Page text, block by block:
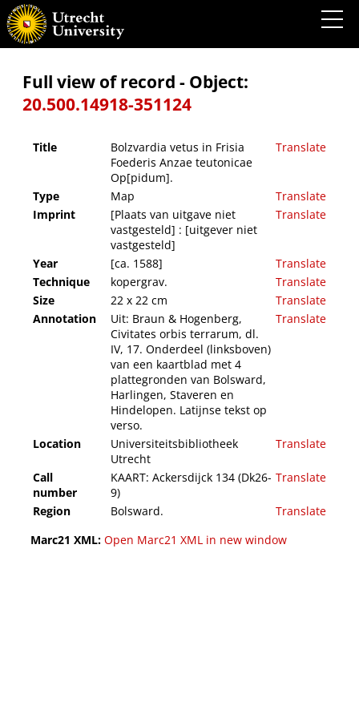
Bolzvardia vetus in Frisia Foederis Anzae teutonicae Op[pidum].
Full view of record - Object:
20.500.14918-351124
Title
Bolzvardia vetus in Frisia
Foederis Anzae teutonicae
Op[pidum].
Translate
Type Map
Translate
Imprint
[Plaats van uitgave niet
vastgesteld] : [uitgever niet
vastgesteld]
Translate
Year [ca. 1588]
Translate
Technique
kopergrav.
Translate
Size
22 x 22 cm
Translate
Annotation
Uit: Braun & Hogenberg,
Civitates orbis terrarum, dl.
IV, 17. Onderdeel (linksboven)
van een kaartblad met 4
plattegronden van Bolsward,
Harlingen, Staveren en
Hindelopen. Latijnse tekst op
verso.
Translate
Location
Universiteitsbibliotheek
Utrecht
Translate
Call
number
KAART: Ackersdijck 134 (Dk26-
9)
Translate
Region Bolsward.
Translate
Marc21 XML: Open Marc21 XML in new window